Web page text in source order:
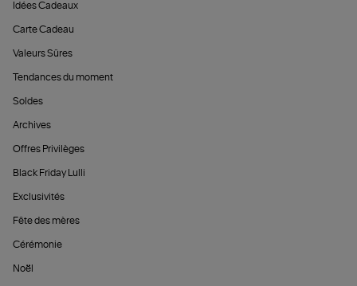
Idées Cadeaux
Carte Cadeau
Valeurs Sûres
Tendances du moment
Soldes
Archives
Offres Privilèges
Black Friday Lulli
Exclusivités
Fête des mères
Cérémonie
Noël